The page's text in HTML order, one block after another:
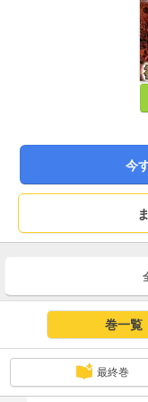
今
巻一覧
最終巻